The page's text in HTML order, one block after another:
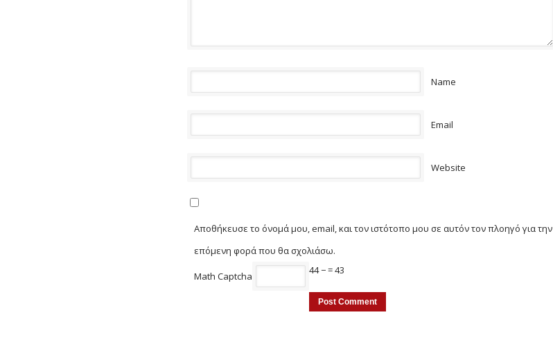
Name
Email
Website
Αποθήκευσε το όνομά μου, email, και τον ιστότοπο μου σε αυτόν τον πλοηγό για την
επόμενη φορά που θα σχολιάσω.
Math Captcha 44 −= 43